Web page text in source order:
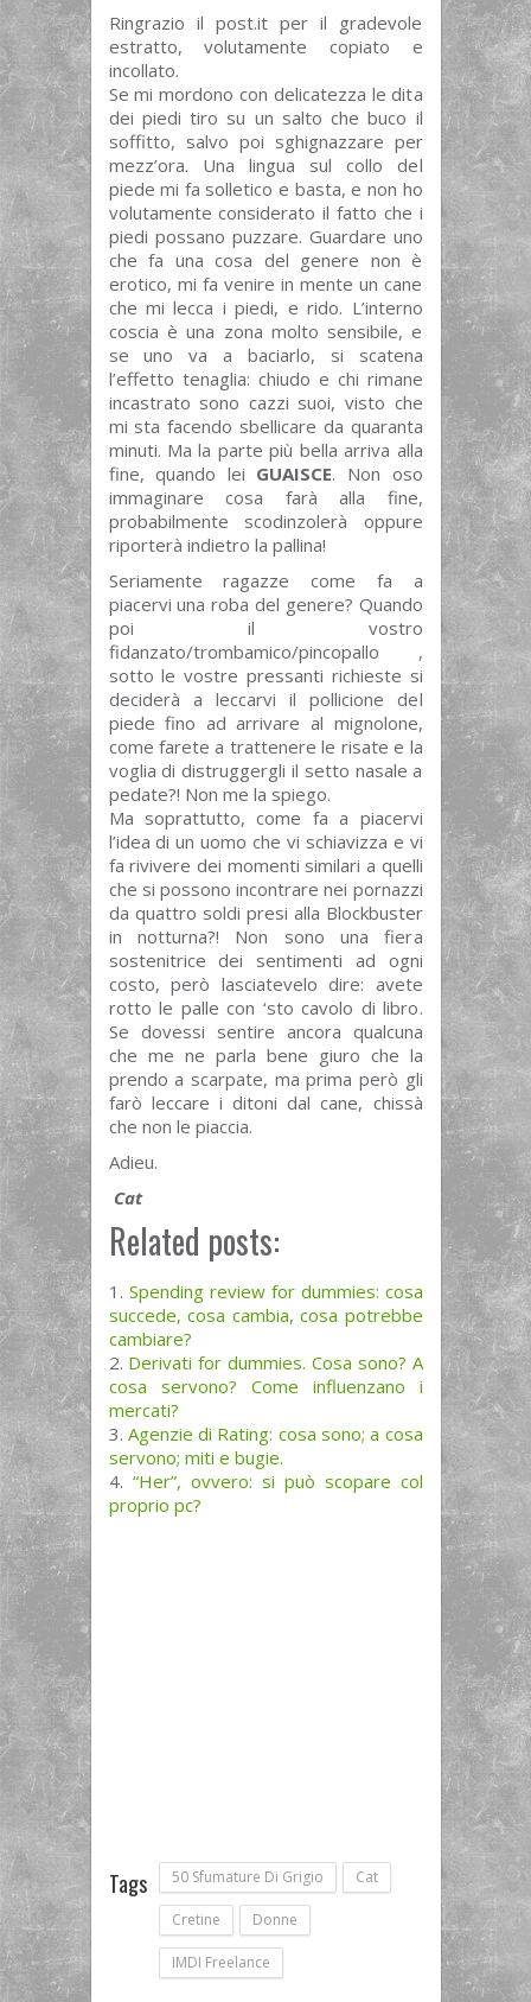
Ringrazio il post.it per il gradevole
estratto, volutamente copiato e
incollato.
Se mi mordono con delicatezza le dita
dei piedi tiro su un salto che buco il
soffitto, salvo poi sghignazzare per
mezz’ora. Una lingua sul collo del
piede mi fa solletico e basta, e non ho
volutamente considerato il fatto che i
piedi possano puzzare. Guardare uno
che fa una cosa del genere non è
erotico, mi fa venire in mente un cane
che mi lecca i piedi, e rido. L’interno
coscia è una zona molto sensibile, e
se uno va a baciarlo, si scatena
l’effetto tenaglia: chiudo e chi rimane
incastrato sono cazzi suoi, visto che
mi sta facendo sbellicare da quaranta
minuti. Ma la parte più bella arriva alla
fine, quando lei GUAISCE. Non oso
immaginare cosa farà alla fine,
probabilmente scodinzolerà oppure
riporterà indietro la pallina!
Seriamente ragazze come fa a
piacervi una roba del genere? Quando
poi il vostro
fidanzato/trombamico/pincopallo ,
sotto le vostre pressanti richieste si
deciderà a leccarvi il pollicione del
piede fino ad arrivare al mignolone,
come farete a trattenere le risate e la
voglia di distruggergli il setto nasale a
pedate?! Non me la spiego.
Ma soprattutto, come fa a piacervi
l’idea di un uomo che vi schiavizza e vi
fa rivivere dei momenti similari a quelli
che si possono incontrare nei pornazzi
da quattro soldi presi alla Blockbuster
in notturna?! Non sono una fiera
sostenitrice dei sentimenti ad ogni
costo, però lasciatevelo dire: avete
rotto le palle con ‘sto cavolo di libro.
Se dovessi sentire ancora qualcuna
che me ne parla bene giuro che la
prendo a scarpate, ma prima però gli
farò leccare i ditoni dal cane, chissà
che non le piaccia.
Adieu.
Cat
Related posts:
Spending review for dummies: cosa
succede, cosa cambia, cosa potrebbe
cambiare?
Derivati for dummies. Cosa sono? A
cosa servono? Come influenzano i
mercati?
Agenzie di Rating: cosa sono; a cosa
servono; miti e bugie.
“Her”, ovvero: si può scopare col
proprio pc?
Tags 50 Sfumature Di Grigio Cat
Cretine Donne
IMDI Freelance